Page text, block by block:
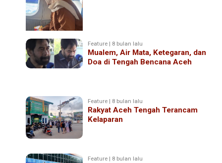
Feature | 8 bulan lalu
Mualem, Air Mata, Ketegaran, dan
Doa di Tengah Bencana Aceh
Feature | 8 bulan lalu
Rakyat Aceh Tengah Terancam
Kelaparan
Feature | 8 bulan lalu